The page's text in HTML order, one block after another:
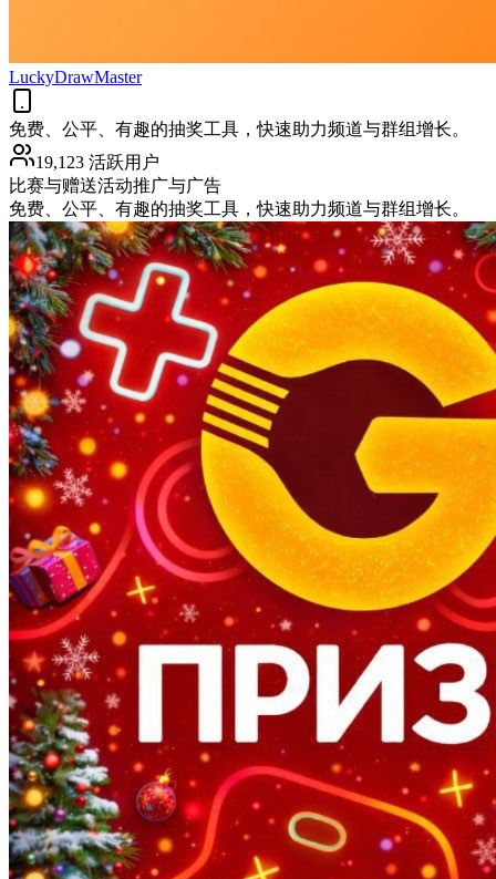
LuckyDrawMaster
免费、公平、有趣的抽奖工具，快速助力频道与群组增长。
19,123 活跃用户
比赛与赠送活动推广与广告
免费、公平、有趣的抽奖工具，快速助力频道与群组增长。